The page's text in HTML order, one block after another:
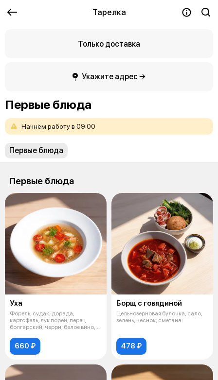
Тарелка
Только доставка
Укажите адрес →
Первые блюда
Начнём работув 09:00
Первые блюда
Первые блюда
Уха
Форель, судак, дорада,
картофель, лук порей, перец
болгарский, черри, белое вино,
660 ₽
Борщ с говядиной
Цельнозерновая булочка, сало,
зелень, чеснок, сметана
478 ₽